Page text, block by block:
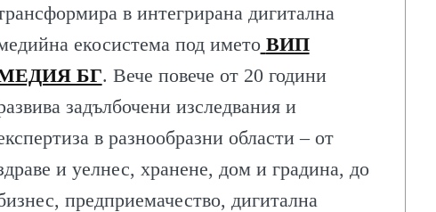
в интегрирана дигитална
екосистема под името ВИП
БГ. Вече повече от 20 години
задълбочени изследвания и
в разнообразни области – от
и уелнес, хранене, дом и градина, до
предприемачество, дигитална